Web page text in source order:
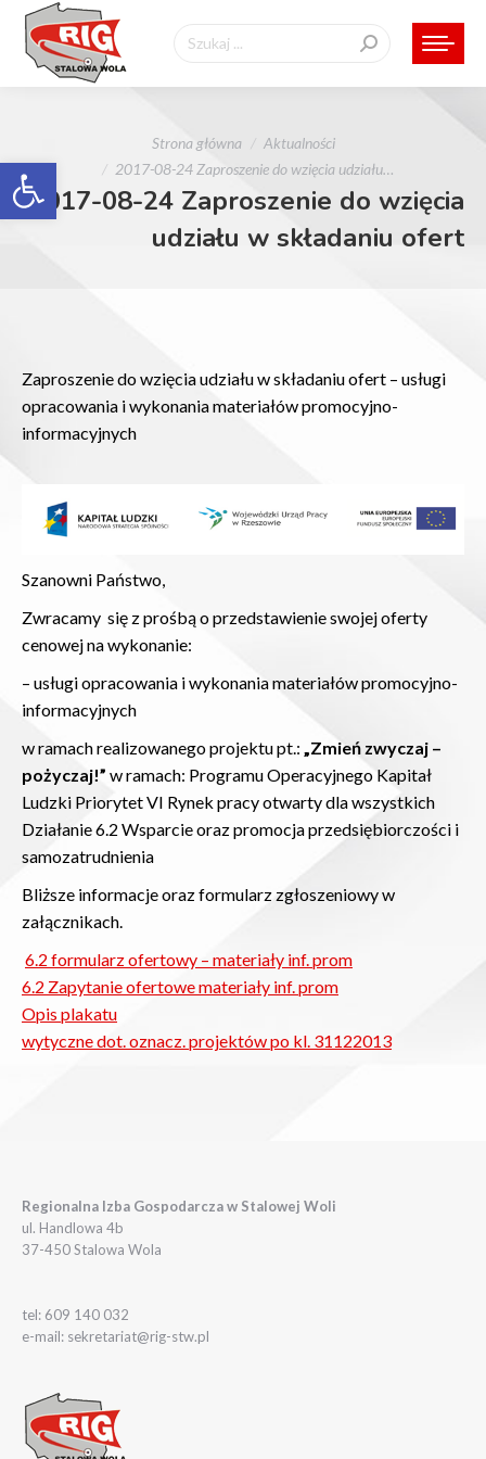
Otwórz pasek narzędzi
Szukaj:
Strona główna
Aktualności
2017-08-24 Zaproszenie do wzięcia udziału…
2017-08-24 Zaproszenie do wzięcia
udziału w składaniu ofert
Zaproszenie do wzięcia udziału w składaniu ofert – usługi
opracowania i wykonania materiałów promocyjno-
informacyjnych
Szanowni Państwo,
Zwracamy się z prośbą o przedstawienie swojej oferty
cenowej na wykonanie:
– usługi opracowania i wykonania materiałów promocyjno-
informacyjnych
w ramach realizowanego projektu pt.: „Zmień zwyczaj –
pożyczaj!” w ramach: Programu Operacyjnego Kapitał
Ludzki Priorytet VI Rynek pracy otwarty dla wszystkich
Działanie 6.2 Wsparcie oraz promocja przedsiębiorczości i
samozatrudnienia
Bliższe informacje oraz formularz zgłoszeniowy w
załącznikach.
6.2 formularz ofertowy – materiały inf. prom
6.2 Zapytanie ofertowe materiały inf. prom
Opis plakatu
wytyczne dot. oznacz. projektów po kl. 31122013
Regionalna Izba Gospodarcza w Stalowej Woli
ul. Handlowa 4b
37-450 Stalowa Wola
tel: 609 140 032
e-mail: sekretariat@rig-stw.pl